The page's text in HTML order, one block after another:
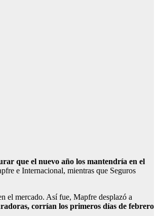
que el nuevo año los mantendría en el
e Internacional, mientras que Seguros
el mercado. Así fue, Mapfre desplazó a
corrían los primeros días de febrero